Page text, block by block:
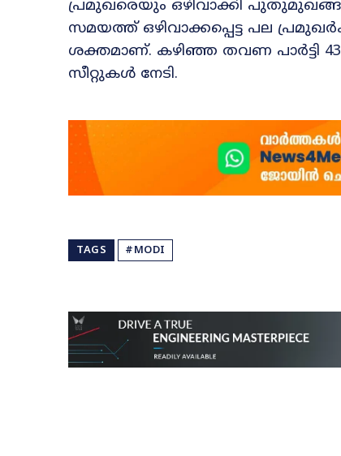
പ്രമുഖരെയും ഒഴിവാക്കി
സമയത്ത് ഒഴിവാക്കപ്പെട്ട പല
ശക്തമാണ്. കഴിഞ്ഞ തവണ പാർട്ടി
സീറ്റുകൾ നേടി.
TAGS #MODI